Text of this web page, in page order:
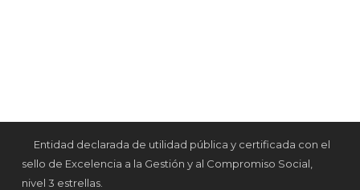
Entidad declarada de utilidad pública y certificada con el
sello de Excelencia a la Gestión y al Compromiso Social,
nivel 3 estrellas.